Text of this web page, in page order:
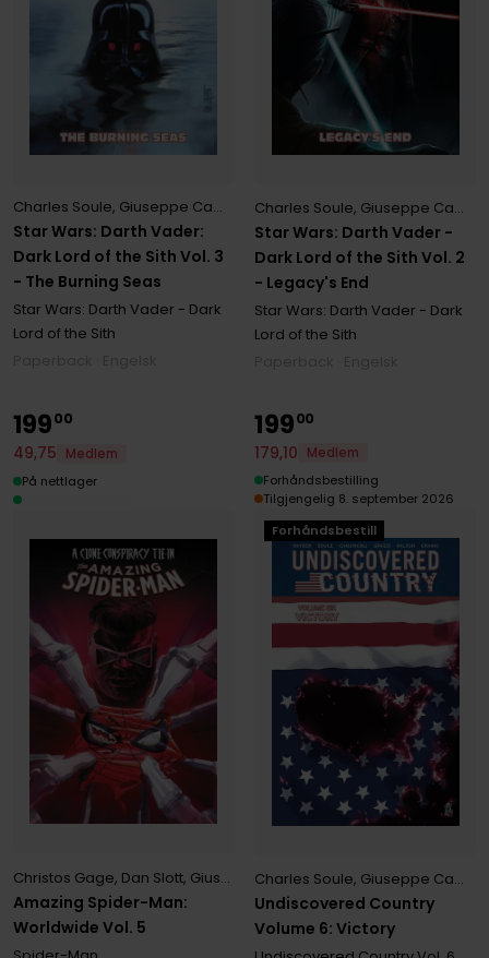
Star Wars: Darth Vader:
Dark Lord of the Sith Vol. 3
- The Burning Seas
Charles Soule, Giuseppe Camuncoli
Star Wars: Darth Vader - Dark
Lord of the Sith
Star Wars: Darth Vader -
Dark Lord of the Sith Vol. 2
- Legacy's End
Charles Soule, Giuseppe Camuncoli
Star Wars: Darth Vader - Dark
Lord of the Sith
Amazing Spider-Man:
Worldwide Vol. 5
Christos Gage, Dan Slott, Giuseppe Camuncoli
19900
49,75
Medlem
På nettlager
Forhåndsbestill
Undiscovered Country
Volume 6: Victory
Charles Soule, Giuseppe Camuncoli
19900
179,10
Medlem
Forhåndsbestilling
Tilgjengelig 8. september 2026